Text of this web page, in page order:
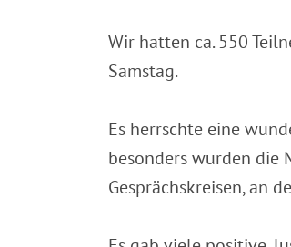
Wir hatten ca. 550
Samstag.
Es herrschte eine
besonders wurden die
Gesprächskreisen, an